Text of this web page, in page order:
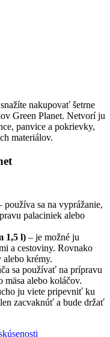
nakupovať šetrne
Green Planet. Netvorí ju
panvice a pokrievky,
materiálov.
používa sa na vyprážanie,
palaciniek alebo
1,5 l) – je možné ju
a cestoviny. Rovnako
krémy.
sa používať na prípravu
alebo koláčov.
ju viete pripevniť ku
zacvaknúť a bude držať